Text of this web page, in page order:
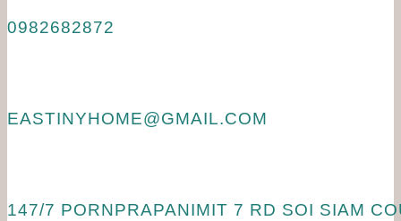
0982682872
EASTINYHOME@GMAIL.COM
147/7 PORNPRAPANIMIT 7 RD SOI SIAM